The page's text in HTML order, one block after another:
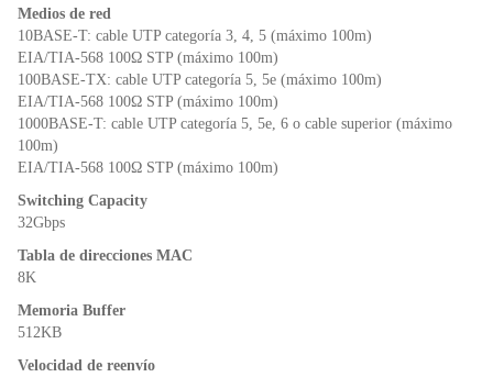
Medios de red
10BASE-T: cable UTP categoría 3, 4, 5 (máximo 100m)
EIA/TIA-568 100Ω STP (máximo 100m)
100BASE-TX: cable UTP categoría 5, 5e (máximo 100m)
EIA/TIA-568 100Ω STP (máximo 100m)
1000BASE-T: cable UTP categoría 5, 5e, 6 o cable superior (máximo
100m)
EIA/TIA-568 100Ω STP (máximo 100m)
Switching Capacity
32Gbps
Tabla de direcciones MAC
8K
Memoria Buffer
512KB
Velocidad de reenvío